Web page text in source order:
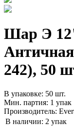
Шар Э
242), 50
В упаковке: 50 шт.
Мин. партия: 1 упак
Производитель:
В наличии: 2 упак